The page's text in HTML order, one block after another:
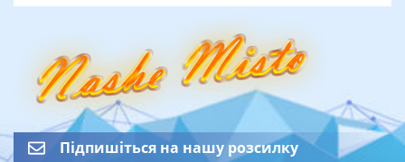
Підпишіться на нашу розсилку